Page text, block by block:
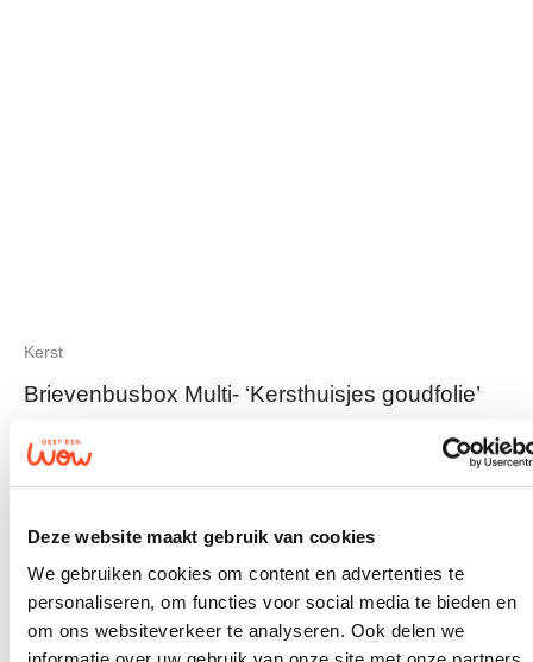
Deze website maakt gebruik van cookies
We gebruiken cookies om content en advertenties te
personaliseren, om functies voor social media te bieden en
om ons websiteverkeer te analyseren. Ook delen we
Kerst
Brievenbusbox Multi- ‘Kersthuisjes goudfolie’